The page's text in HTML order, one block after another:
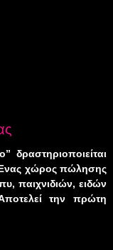
δραστηριοποιείται
Ένας χώρος πώλησης
παιχνιδιών, ειδών
την πρώτη